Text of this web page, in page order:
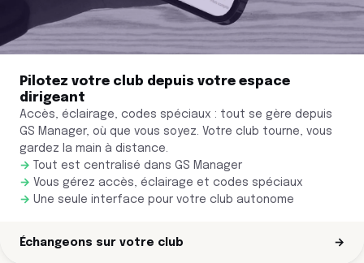
Pilotez votre club depuis votre espace
dirigeant
Accès, éclairage, codes spéciaux : tout se gère depuis
GS Manager, où que vous soyez. Votre club tourne, vous
gardez la main à distance.
Tout est centralisé dans GS Manager
Vous gérez accès, éclairage et codes spéciaux
Une seule interface pour votre club autonome
Échangeons sur votre club →